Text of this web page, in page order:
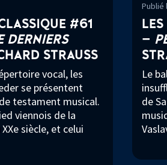
#61
DERNIERS
STRAUSS
vocal, les
se présentent
testament musical.
viennois de la
siècle, et celui
Publié
–
Le
de